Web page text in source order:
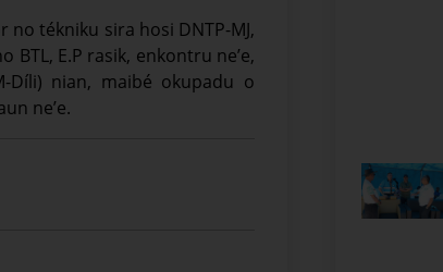
tékniku sira hosi DNTP-MJ,
BTL, E.P rasik, enkontru ne’e,
Díli) nian, maibé okupadu o
ne’e.